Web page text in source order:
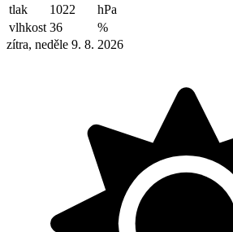
tlak
1022
hPa
vlhkost 36
%
zítra, neděle 9. 8. 2026